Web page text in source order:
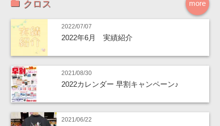
more
クロス
2022/07/07
2022年6月 実績紹介
2021/08/30
2022カレンダー 早割キャンペーン♪
2021/06/22